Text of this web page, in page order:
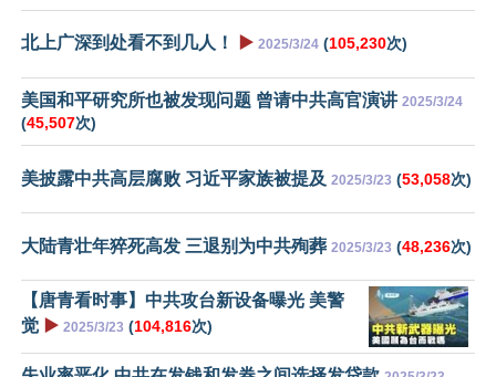
北上广深到处看不到几人！ ▶️ 2025/3/24 (105,230次)
美国和平研究所也被发现问题 曾请中共高官演讲 2025/3/24
(45,507次)
美披露中共高层腐败 习近平家族被提及 2025/3/23 (53,058次)
大陆青壮年猝死高发 三退别为中共殉葬 2025/3/23 (48,236次)
【唐青看时事】中共攻台新设备曝光 美警
觉 ▶️ 2025/3/23 (104,816次)